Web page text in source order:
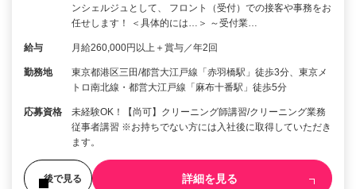
ンシェルジュとして、 フロント（受付）での接客や事務をお
任せします！ ＜具体的には…＞ ～受付業…
給与 月給260,000円以上＋賞与／年2回
勤務地
東京都港区三田/都営大江戸線「赤羽橋駅」徒歩3分、東京メ
トロ南北線・都営大江戸線「麻布十番駅」徒歩5分
応募資格
未経験OK！【尚可】クリーニング師講習/クリーニング業務
従事者講習 ※お持ちでない方には入社後に取得していただき
ます。
後で見る 詳細を見る